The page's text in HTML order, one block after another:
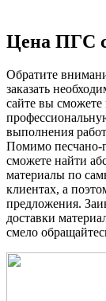
Цена ПГС
Обратите
заказать
сайте вы сможете
выполнения
Помимо песчано-
сможете найти
материалы по
клиентах, а
предложения.
доставки
смело